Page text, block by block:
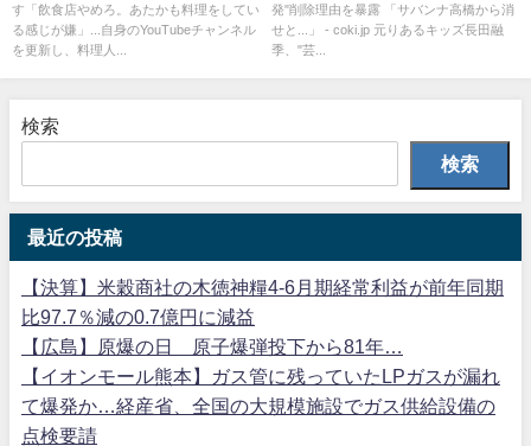
感じが嫌」「あいつは老害」
す「飲食店やめろ。あたかも料理をしてい
る感じが嫌」...自身のYouTubeチャンネル
を更新し、料理人...
発”削除理由を暴露「サバンナ高
橋から消せと…」
発"削除理由を暴露 「サバンナ高橋から消
せと...」 - coki.jp 元りあるキッズ長田融
季、"芸...
検索
検索
最近の投稿
【決算】米穀商社の木徳神糧4-6月期経常利益が前年同期
比97.7％減の0.7億円に減益
【広島】原爆の日 原子爆弾投下から81年…
【イオンモール熊本】ガス管に残っていたLPガスが漏れ
て爆発か…経産省、全国の大規模施設でガス供給設備の
点検要請